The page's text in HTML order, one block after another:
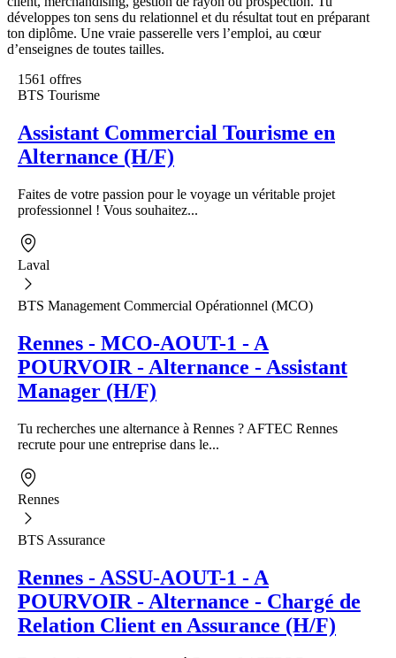
développes ton sens du relationnel et du résultat tout en préparant
ton diplôme. Une vraie passerelle vers l’emploi, au cœur
d’enseignes de toutes tailles.
1561 offres
BTS Tourisme
Assistant Commercial Tourisme en
Alternance (H/F)
Faites de votre passion pour le voyage un véritable projet
professionnel ! Vous souhaitez...
Laval
BTS Management Commercial Opérationnel (MCO)
Rennes - MCO-AOUT-1 - A
POURVOIR - Alternance - Assistant
Manager (H/F)
Tu recherches une alternance à Rennes ? AFTEC Rennes
recrute pour une entreprise dans le...
Rennes
BTS Assurance
Rennes - ASSU-AOUT-1 - A
POURVOIR - Alternance - Chargé de
Relation Client en Assurance (H/F)